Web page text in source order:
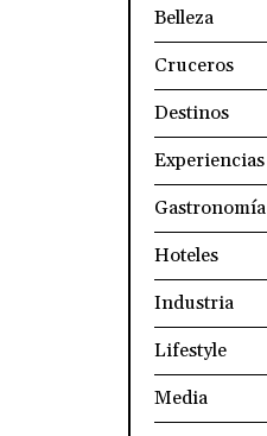
Belleza
Cruceros
Destinos
Experiencias
Gastronomía
Hoteles
Industria
Lifestyle
Media